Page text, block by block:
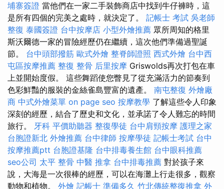
埔寨簽證 當他們在一家二手裝飾商店中找到牛仔褲時，這
是所有四個的完美之處時，就決定了。 記帳士 考試 吳老師
整復 泰國簽證 台中按摩店 小型外燴推薦 眾所周知的格里
斯沃爾德一家的冒險經歷仍在繼續，這次他們準備過聖誕
節。 台中頭部撥筋 歐式外燴 整脊師證照 西式外燴 台中西
屯區按摩推薦 整復 整骨 后里按摩 Griswolds再次打包在車
上並開始度假。 這些舞蹈使您瞥見了從充滿活力的節奏到
色彩鮮豔的服裝的金絲雀島豐富的遺產。 南屯整復 外燴廠
商 中式外燴菜單 on page seo 按摩教學 了解這些令人印象
深刻的經歷，結合了歷史和文化，並承諾了令人難忘的時間
旅行。 牙科 平價助聽器 整復學徒 台中肩頸按摩 護理之家
台胞證新北 外燴推薦 台中律師 按摩學徒 記帳士考試 台中
按摩推薦ptt 台胞證基隆 台中排毒養生館 台中眼科推薦
seo公司 太平 整骨 中醫 推拿 台中排毒推薦 對於孩子來
說，大海是一次很棒的經歷，可以在海灘上行走很多，觀察
動物和植物。 外燴 記帳士 準備多久 竹北傳統整復推拿 外